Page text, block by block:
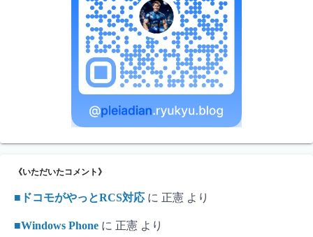
《いただいたコメント》
■ドコモがやっとRCS対応 に 正憲 より
■Windows Phone に 正憲 より